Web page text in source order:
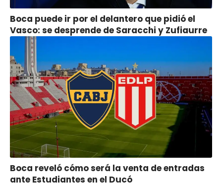
Boca puede ir por el delantero que pidió el
Vasco: se desprende de Saracchi y Zufiaurre
Boca reveló cómo será la venta de entradas
ante Estudiantes en el Ducó